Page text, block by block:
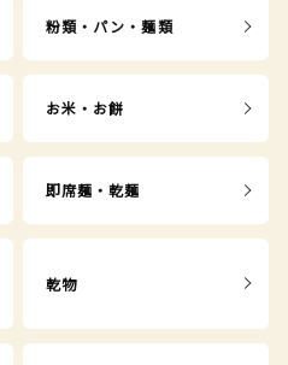
粉類・パン・麺類
お米・お餅
即席麺・乾麺
乾物